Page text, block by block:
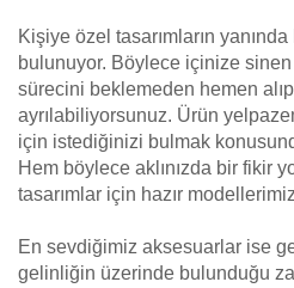
Kişiye özel tasarımların
bulunuyor. Böylece içinize
sürecini beklemeden hemen
ayrılabiliyorsunuz. Ürün
için istediğinizi bulmak
Hem böylece aklınızda bir fikir
tasarımlar için hazır
En sevdiğimiz aksesuarlar ise
gelinliğin üzerinde bulunduğu